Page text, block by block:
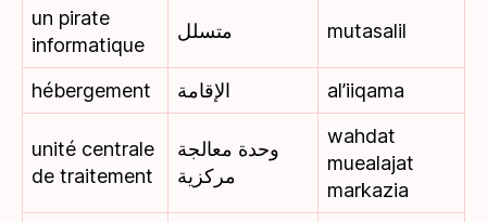
un pirate
informatique
متسلل mutasalil
hébergement الإقامة al’iiqama
unité centrale
de traitement
وحدة معالجة
مركزية
wahdat
muealajat
markazia